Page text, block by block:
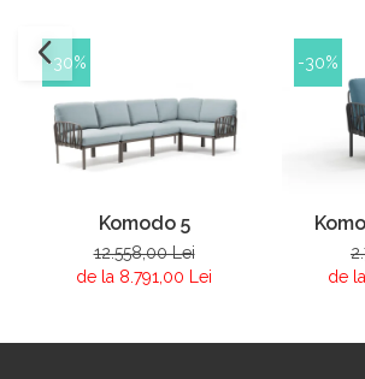
-30%
Komodo 5
12.558,00 Lei
de la 8.791,00 Lei
-30%
de